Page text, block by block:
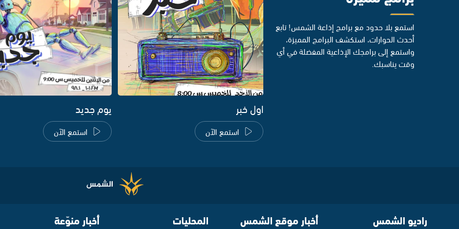
استمع بلا حدود مع برامج إذاعة الشمس! تابع
أحدث الحوارات، استكشف البرامج المميزة،
واستمع إلى برامجك الإذاعية المفضلة في أي
وقت يناسبك.
اول خبر
استمع الآن
يوم جديد
استمع الآن
راديو الشمس أخبار موقع الشمس المحليات أخبار منوّعة